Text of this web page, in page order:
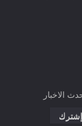
الاخبار